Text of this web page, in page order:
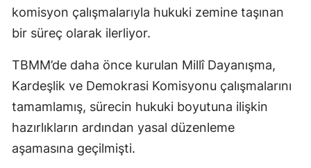
komisyon çalışmalarıyla hukuki zemine taşınan
bir süreç olarak ilerliyor.
TBMM’de daha önce kurulan Millî Dayanışma,
Kardeşlik ve Demokrasi Komisyonu çalışmalarını
tamamlamış, sürecin hukuki boyutuna ilişkin
hazırlıkların ardından yasal düzenleme
aşamasına geçilmişti.